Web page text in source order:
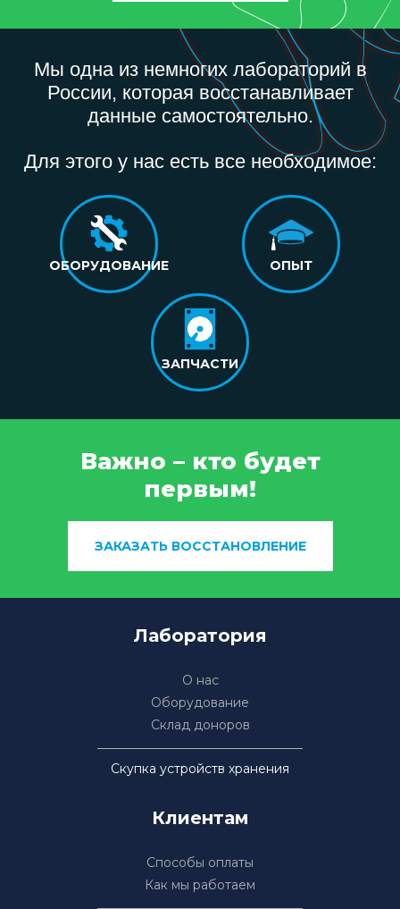
Мы одна из немногих лабораторий в
России, которая восстанавливает
данные самостоятельно.
Для этого у нас есть все необходимое:
ОБОРУДОВАНИЕ ОПЫТ
ЗАПЧАСТИ
Важно – кто будет
первым!
ЗАКАЗАТЬ ВОССТАНОВЛЕНИЕ
Лаборатория
О нас
Оборудование
Склад доноров
Скупка устройств хранения
Клиентам
Способы оплаты
Как мы работаем